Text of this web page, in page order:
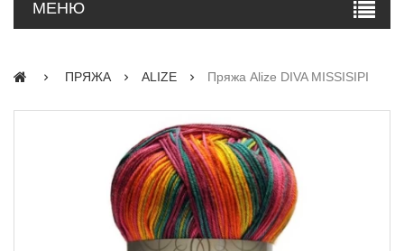
МЕНЮ
ПРЯЖА ALIZE Пряжа Alize DIVA MISSISIPI